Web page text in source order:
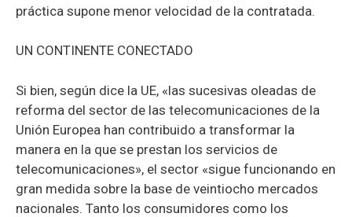
práctica supone menor velocidad de la contratada.
UN CONTINENTE CONECTADO
Si bien, según dice la UE, «las sucesivas oleadas de
reforma del sector de las telecomunicaciones de la
Unión Europea han contribuido a transformar la
manera en la que se prestan los servicios de
telecomunicaciones», el sector «sigue funcionando en
gran medida sobre la base de veintiocho mercados
nacionales. Tanto los consumidores como los